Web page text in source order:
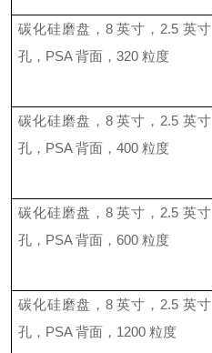
碳化硅磨盘， 8英寸， 2.5英寸
孔， PSA背面， 320 粒度
碳化硅磨盘， 8英寸， 2.5英寸
孔， PSA背面， 400 粒度
碳化硅磨盘， 8英寸， 2.5英寸
孔， PSA背面， 600 粒度
碳化硅磨盘， 8英寸， 2.5英寸
孔， PSA背面， 1200 粒度